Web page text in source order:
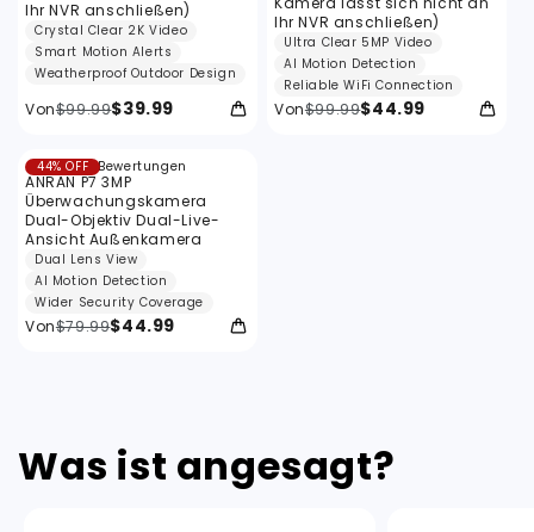
e
Ihr NVR anschließen)
Crystal Clear 2K Video
Smart Motion Alerts
Weatherproof Outdoor Design
Von$99.99$39.99
Ihr NVR anschließen)
Ultra Clear 5MP Video
AI Motion Detection
Reliable WiFi Connection
Von$99.99$44.99
44% OFF5 Bewertungen
ANRAN P7 3MP
Überwachungskamera
Dual-Objektiv Dual-Live-
Ansicht Außenkamera
Dual Lens View
AI Motion Detection
Wider Security Coverage
Von$79.99$44.99
Was ist angesagt?